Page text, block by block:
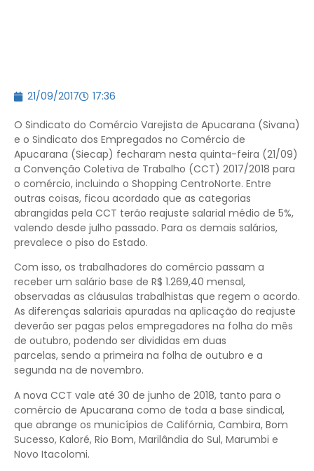
21/09/2017 17:36
O Sindicato do Comércio Varejista de Apucarana (Sivana)
e o Sindicato dos Empregados no Comércio de
Apucarana (Siecap) fecharam nesta quinta-feira (21/09)
a Convenção Coletiva de Trabalho (CCT) 2017/2018 para
o comércio, incluindo o Shopping CentroNorte. Entre
outras coisas, ficou acordado que as categorias
abrangidas pela CCT terão reajuste salarial médio de 5%,
valendo desde julho passado. Para os demais salários,
prevalece o piso do Estado.
Com isso, os trabalhadores do comércio passam a
receber um salário base de R$ 1.269,40 mensal,
observadas as cláusulas trabalhistas que regem o acordo.
As diferenças salariais apuradas na aplicação do reajuste
deverão ser pagas pelos empregadores na folha do mês
de outubro, podendo ser divididas em duas
parcelas, sendo a primeira na folha de outubro e a
segunda na de novembro.
A nova CCT vale até 30 de junho de 2018, tanto para o
comércio de Apucarana como de toda a base sindical,
que abrange os municípios de Califórnia, Cambira, Bom
Sucesso, Kaloré, Rio Bom, Marilândia do Sul, Marumbi e
Novo Itacolomi.